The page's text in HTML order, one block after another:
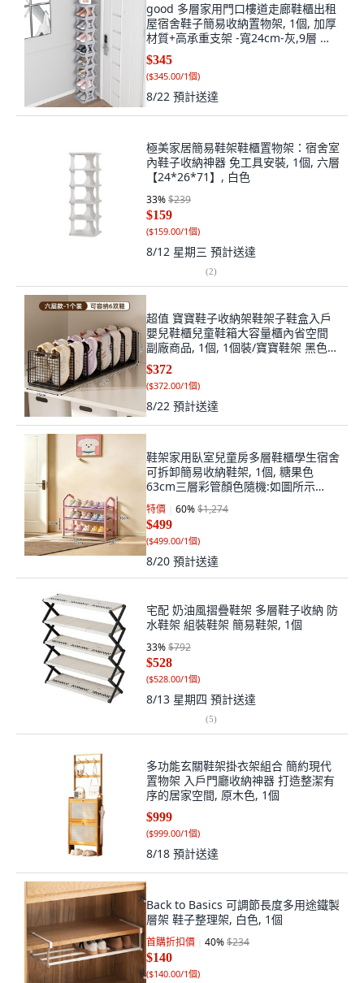
good 多層家用門口樓道走廊鞋櫃出租
屋宿舍鞋子簡易收納置物架, 1個, 加厚
材質+高承重支架 -寬24cm-灰,9層 深
$345
($345.00/1個)
8/22 預計送達
極美家居簡易鞋架鞋櫃置物架：宿舍室
內鞋子收納神器 免工具安裝, 1個, 六層
【24*26*71】, 白色
33%$239
$159
($159.00/1個)
8/12 星期三 預計送達
(2)
超值 寶寶鞋子收納架鞋架子鞋盒入戶
嬰兒鞋櫃兒童鞋箱大容量櫃內省空間
副廠商品, 1個, 1個裝/寶寶鞋架 黑色-6
格鞋子置物架
$372
($372.00/1個)
8/22 預計送達
鞋架家用臥室兒童房多層鞋櫃學生宿舍
可拆卸簡易收納鞋架, 1個, 糖果色
63cm三層彩管顏色隨機:如圖所示
2240
特價 60%$1,274
$499
($499.00/1個)
8/20 預計送達
宅配 奶油風摺疊鞋架 多層鞋子收納 防
水鞋架 組裝鞋架 簡易鞋架, 1個
33%$792
$528
($528.00/1個)
8/13 星期四 預計送達
(5)
多功能玄關鞋架掛衣架組合 簡約現代
置物架 入戶門廳收納神器 打造整潔有
序的居家空間, 原木色, 1個
$999
($999.00/1個)
8/18 預計送達
Back to Basics 可調節長度多用途鐵製
層架 鞋子整理架, 白色, 1個
首購折扣價 40%$234
$140
($140.00/1個)